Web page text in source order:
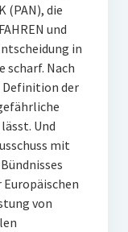
(PAN), die
und
in
scharf. Nach
Definition der
Und
mit
von